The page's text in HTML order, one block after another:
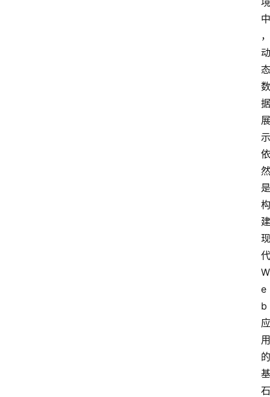
中
，
动
态
数
据
展
示
依
然
是
构
建
现
代
W
e
b
应
用
的
基
石